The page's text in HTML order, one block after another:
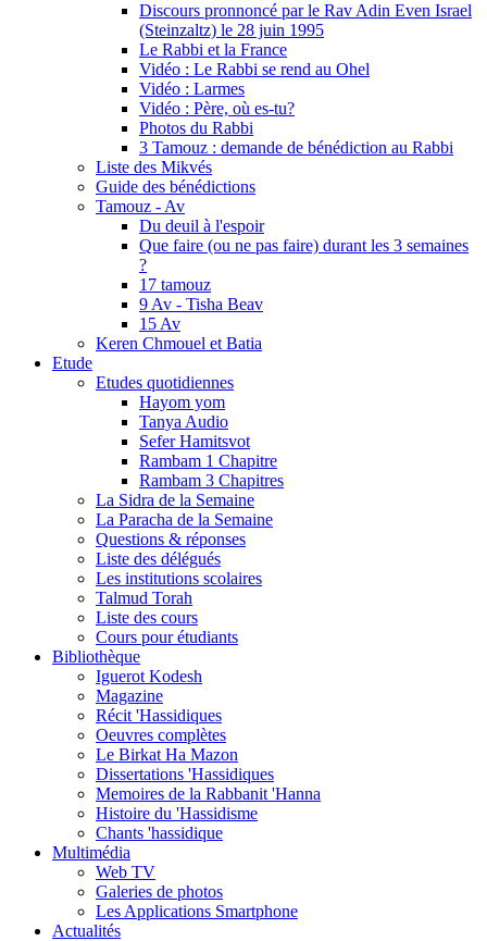
Discours pronnoncé par le Rav Adin Even Israel
(Steinzaltz) le 28 juin 1995
Le Rabbi et la France
Vidéo : Le Rabbi se rend au Ohel
Vidéo : Larmes
Vidéo : Père, où es-tu?
Photos du Rabbi
3 Tamouz : demande de bénédiction au Rabbi
Liste des Mikvés
Guide des bénédictions
Tamouz - Av
Du deuil à l'espoir
Que faire (ou ne pas faire) durant les 3 semaines
?
17 tamouz
9 Av - Tisha Beav
15 Av
Keren Chmouel et Batia
Etude
Etudes quotidiennes
Hayom yom
Tanya Audio
Sefer Hamitsvot
Rambam 1 Chapitre
Rambam 3 Chapitres
La Sidra de la Semaine
La Paracha de la Semaine
Questions & réponses
Liste des délégués
Les institutions scolaires
Talmud Torah
Liste des cours
Cours pour étudiants
Bibliothèque
Iguerot Kodesh
Magazine
Récit 'Hassidiques
Oeuvres complètes
Le Birkat Ha Mazon
Dissertations 'Hassidiques
Memoires de la Rabbanit 'Hanna
Histoire du 'Hassidisme
Chants 'hassidique
Multimédia
Web TV
Galeries de photos
Les Applications Smartphone
Actualités